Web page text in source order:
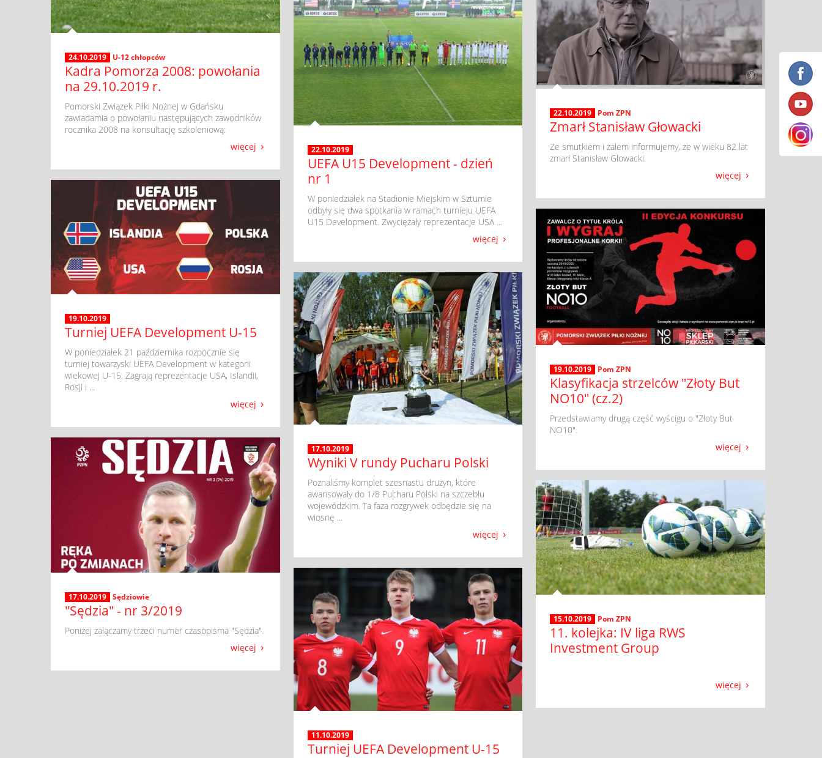
24.10.2019 U-12 chłopców
Kadra Pomorza 2008: powołania
na 29.10.2019 r.
​ Pomorski Związek Piłki Nożnej w Gdańsku
zawiadamia o powołaniu następujących zawodników
rocznika 2008 na konsultację szkoleniową:
więcej
22.10.2019 Pom ZPN
Zmarł Stanisław Głowacki
​ Ze smutkiem i żalem informujemy, że w wieku 82 lat
zmarł Stanisław Głowacki.
więcej
22.10.2019
UEFA U15 Development - dzień
nr 1
​ W poniedziałek na Stadionie Miejskim w Sztumie
odbyły się dwa spotkania w ramach turnieju UEFA
U15 Development. Zwyciężały reprezentacje USA ...
więcej
19.10.2019
Turniej UEFA Development U-15
​ W poniedziałek 21 października rozpocznie się
turniej towarzyski UEFA Development w kategorii
wiekowej U-15. Zagrają reprezentacje USA, Islandii,
Rosji i ...
więcej
19.10.2019 Pom ZPN
Klasyfikacja strzelców "Złoty But
NO10" (cz.2)
​ Przedstawiamy drugą część wyścigu o "Złoty But
NO10".
więcej
17.10.2019
Wyniki V rundy Pucharu Polski
​ Poznaliśmy komplet szesnastu drużyn, które
awansowały do 1/8 Pucharu Polski na szczeblu
wojewódzkim. Ta faza rozgrywek odbędzie się na
wiosnę ...
więcej
17.10.2019 Sędziowie
"Sędzia" - nr 3/2019
​ Poniżej załączamy trzeci numer czasopisma "Sędzia".
więcej
15.10.2019 Pom ZPN
11. kolejka: IV liga RWS
Investment Group
więcej
11.10.2019
Turniej UEFA Development U-15